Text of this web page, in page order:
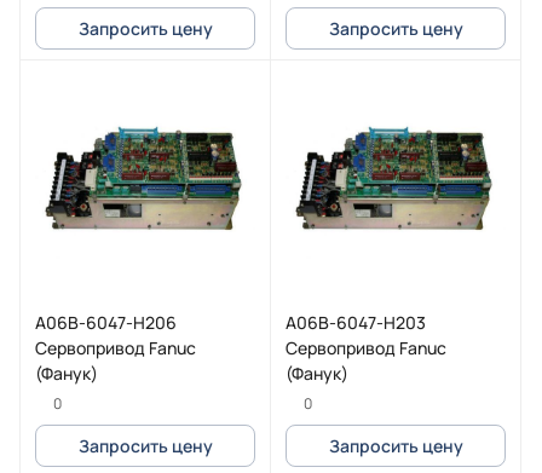
Запросить цену Запросить цену
A06B-6047-H206
Сервопривод Fanuc
(Фанук)
0
Запросить цену
A06B-6047-H203
Сервопривод Fanuc
(Фанук)
0
Запросить цену